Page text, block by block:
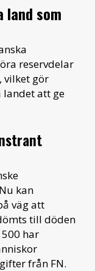
som
reservdelar
vilket gör
att ge
kan
väg att
till döden
har
från FN.